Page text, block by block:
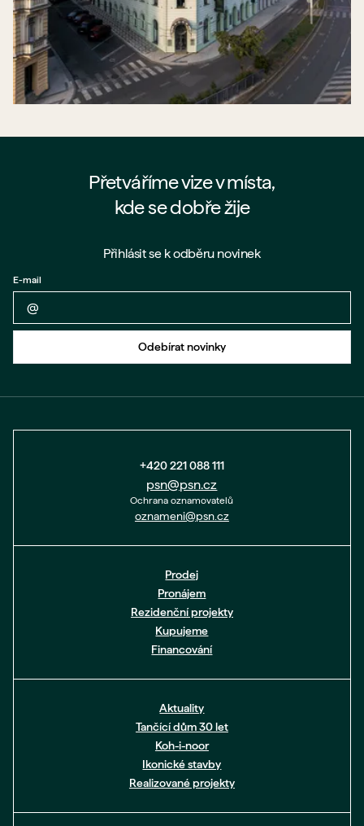
Přetváříme vize v místa,
kde se dobře žije
Zpět na formulář
Přihlásit se k odběru novinek
E-mail
Odebírat novinky
+420 221 088 111
psn@psn.cz
Ochrana oznamovatelů
oznameni@psn.cz
Prodej
Pronájem
Rezidenční projekty
Kupujeme
Financování
Aktuality
Tančící dům 30 let
Koh-i-noor
Ikonické stavby
Realizované projekty